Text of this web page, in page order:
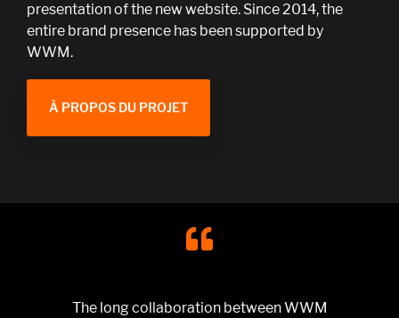
presentation of the new website. Since 2014, the
entire brand presence has been supported by
WWM.
À PROPOS DU PROJET
The long collaboration between WWM